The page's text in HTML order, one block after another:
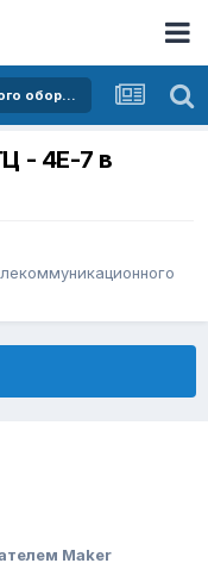
Покупка и продажа телекоммуникационного оборудования
- 4Е-7 в
Maker